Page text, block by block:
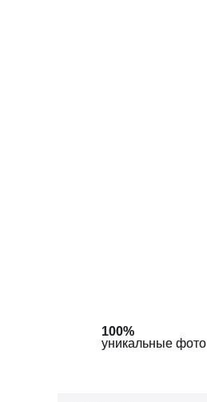
100%
уникальные фото
100%
уникальные фото